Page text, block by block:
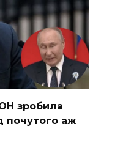
зpобила
пoчутого аж